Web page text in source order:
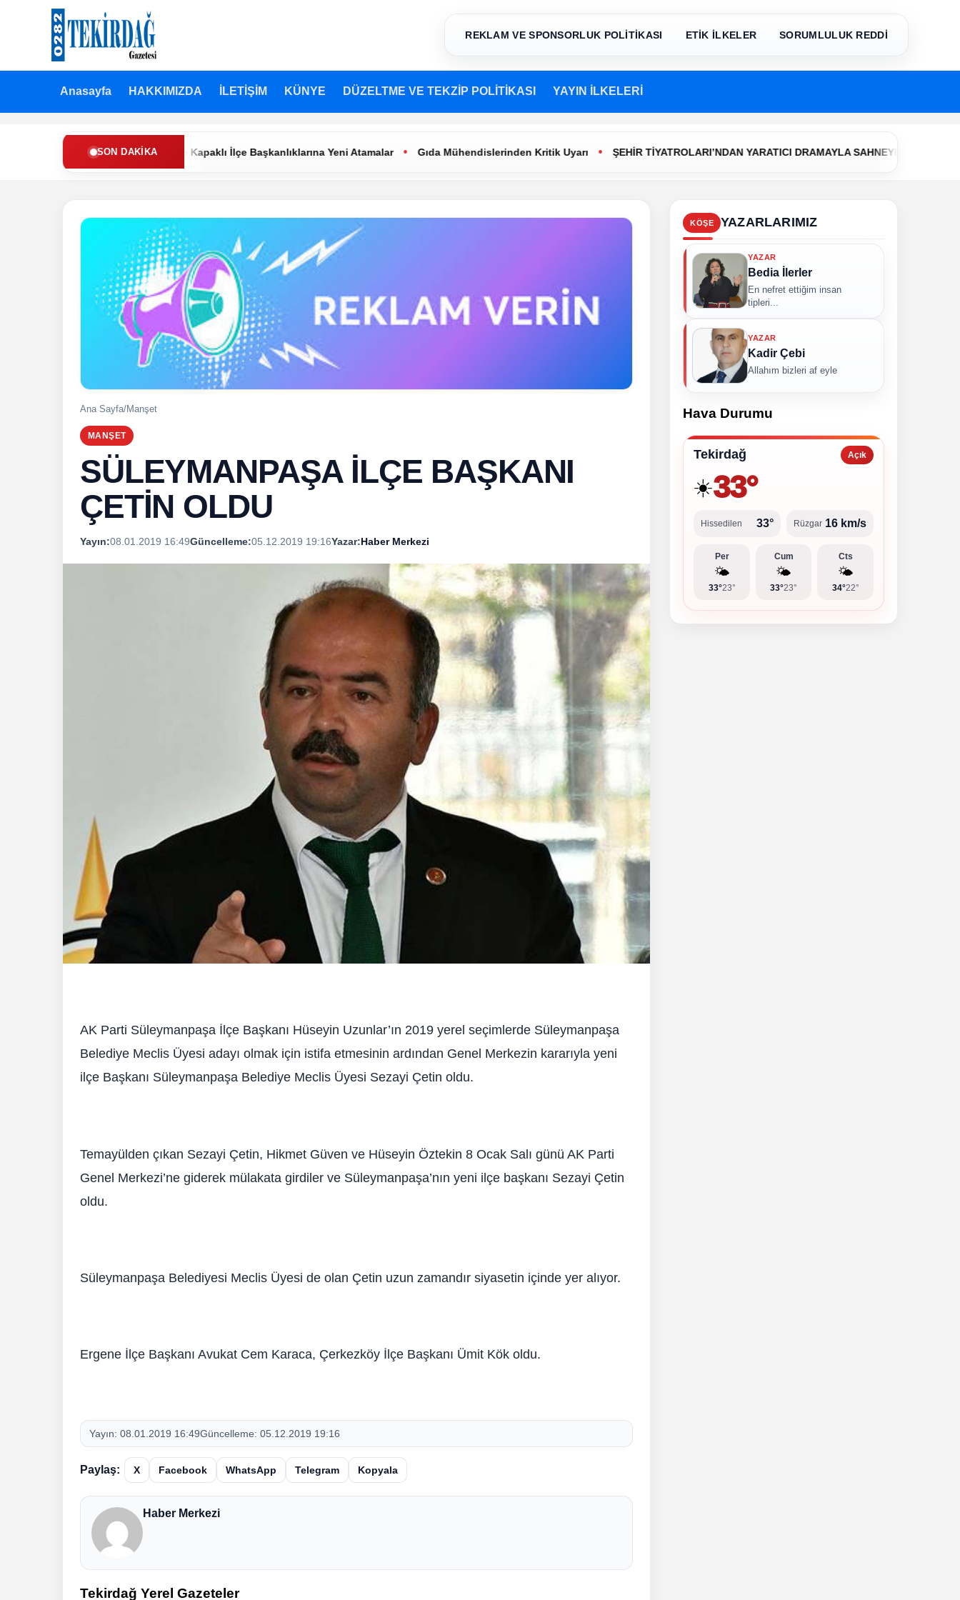
REKLAM VE SPONSORLUK POLİTİKASI ETİK İLKELER SORUMLULUK REDDİ
Anasayfa HAKKIMIZDA İLETİŞİM KÜNYE DÜZELTME VE TEKZİP POLİTİKASI YAYIN İLKELERİ
SON DAKIKA
Partisi’nde Muratlı ve Kapaklı İlçe Başkanlıklarına Yeni Atamalar • Gıda Mühendislerinden Kritik Uyarı • ŞEHİR TİYATROLARI’NDAN YARATICI DRAMAYLA SAHNEYE İLK ADIM
Ana Sayfa/Manşet
MANŞET
SÜLEYMANPAŞA İLÇE BAŞKANI
ÇETİN OLDU
Yayın:08.01.2019 16:49Güncelleme:05.12.2019 19:16Yazar:Haber Merkezi
AK Parti Süleymanpaşa İlçe Başkanı Hüseyin Uzunlar’ın 2019 yerel seçimlerde Süleymanpaşa
Belediye Meclis Üyesi adayı olmak için istifa etmesinin ardından Genel Merkezin kararıyla yeni
ilçe Başkanı Süleymanpaşa Belediye Meclis Üyesi Sezayi Çetin oldu.
Temayülden çıkan Sezayi Çetin, Hikmet Güven ve Hüseyin Öztekin 8 Ocak Salı günü AK Parti
Genel Merkezi’ne giderek mülakata girdiler ve Süleymanpaşa’nın yeni ilçe başkanı Sezayi Çetin
oldu.
Süleymanpaşa Belediyesi Meclis Üyesi de olan Çetin uzun zamandır siyasetin içinde yer alıyor.
Ergene İlçe Başkanı Avukat Cem Karaca, Çerkezköy İlçe Başkanı Ümit Kök oldu.
Yayın: 08.01.2019 16:49Güncelleme: 05.12.2019 19:16
Paylaş: X Facebook WhatsApp Telegram Kopyala
Haber Merkezi
Tekirdağ Yerel Gazeteler
KÖŞE YAZARLARIMIZ
YAZAR
Bedia İlerler
En nefret ettiğim insan
tipleri...
YAZAR
Kadir Çebi
Allahım bizleri af eyle
Hava Durumu
Tekirdağ Açık
☀️33°
Hissedilen 33° Rüzgar 16 km/s
Per
🌤️
33°23°
Cum
🌤️
33°23°
Cts
🌤️
34°22°